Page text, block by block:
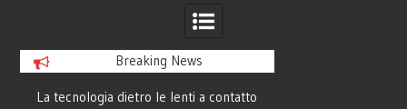
Breaking News
La tecnologia dietro le lenti a contatto